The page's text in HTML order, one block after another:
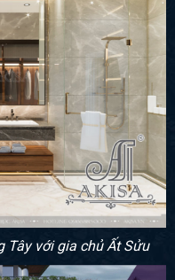
Tây với gia chủ Ất Sửu